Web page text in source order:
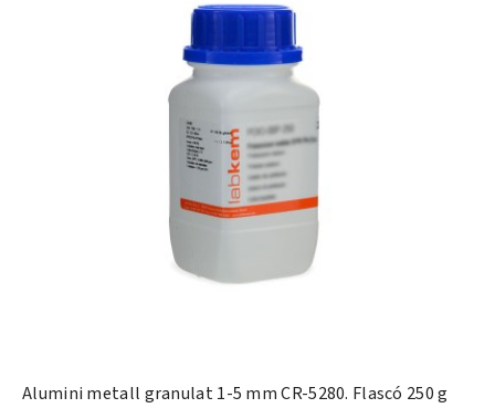
Alumini metall granulat 1-5 mm CR-5280. Flascó 250 g